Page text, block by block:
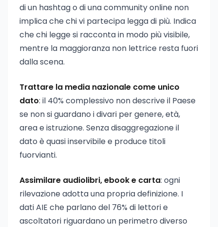
di un hashtag o di una community online non
implica che chi vi partecipa legga di più. Indica
che chi legge si racconta in modo più visibile,
mentre la maggioranza non lettrice resta fuori
dalla scena.
Trattare la media nazionale come unico
dato: il 40% complessivo non descrive il Paese
se non si guardano i divari per genere, età,
area e istruzione. Senza disaggregazione il
dato è quasi inservibile e produce titoli
fuorvianti.
Assimilare audiolibri, ebook e carta: ogni
rilevazione adotta una propria definizione. I
dati AIE che parlano del 76% di lettori e
ascoltatori riguardano un perimetro diverso